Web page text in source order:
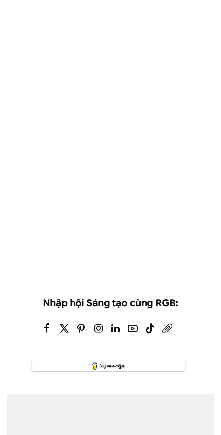
Nhập hội Sáng tạo cùng RGB: